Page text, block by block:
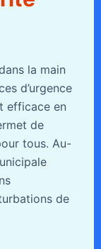
la main
d’urgence
efficace en
de
tous. Au-
de